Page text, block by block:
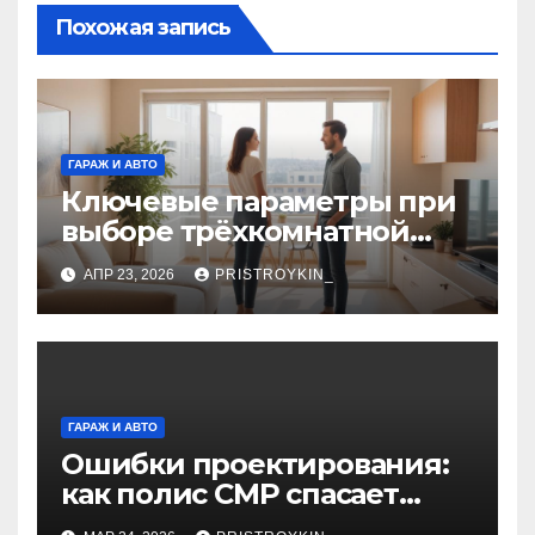
Похожая запись
ГАРАЖ И АВТО
Ключевые параметры при
выборе трёхкомнатной
квартиры
АПР 23, 2026 PRISTROYKIN_
ГАРАЖ И АВТО
Ошибки проектирования:
как полис СМР спасает
бюджет проекта